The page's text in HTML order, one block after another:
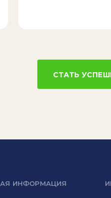
СТАТЬ
ИНФОРМАЦИЯ